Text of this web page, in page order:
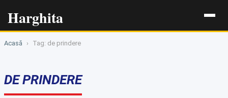
Harghita
Acasă › Tag: de prindere
DE PRINDERE